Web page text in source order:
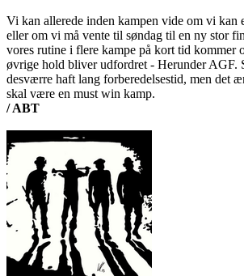
Vi kan allerede inden kampen vide om vi kan
eller om vi må vente til søndag til en ny stor
vores rutine i flere kampe på kort tid kommer
øvrige hold bliver udfordret - Herunder AGF.
desværre haft lang forberedelsestid, men det
skal være en must win kamp.
/ ABT